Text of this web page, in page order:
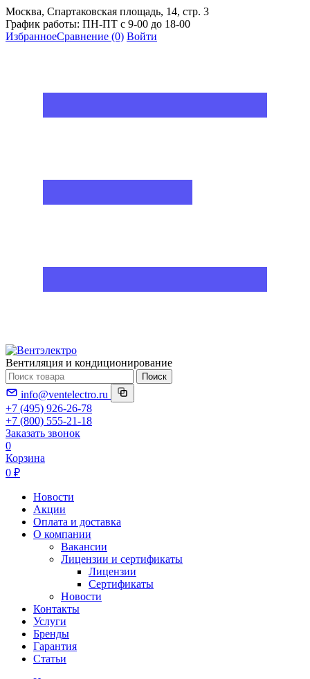
Москва, Спартаковская площадь, 14, стр. 3
График работы: ПН-ПТ с 9-00 до 18-00
ИзбранноеСравнение (0) Войти
Вентиляция и кондиционирование
Поиск
info@ventelectro.ru
+7 (495) 926-26-78
+7 (800) 555-21-18
Заказать звонок
0
Корзина
0 ₽
Новости
Акции
Оплата и доставка
О компании
Вакансии
Лицензии и сертификаты
Лицензии
Сертификаты
Новости
Контакты
Услуги
Бренды
Гарантия
Статьи